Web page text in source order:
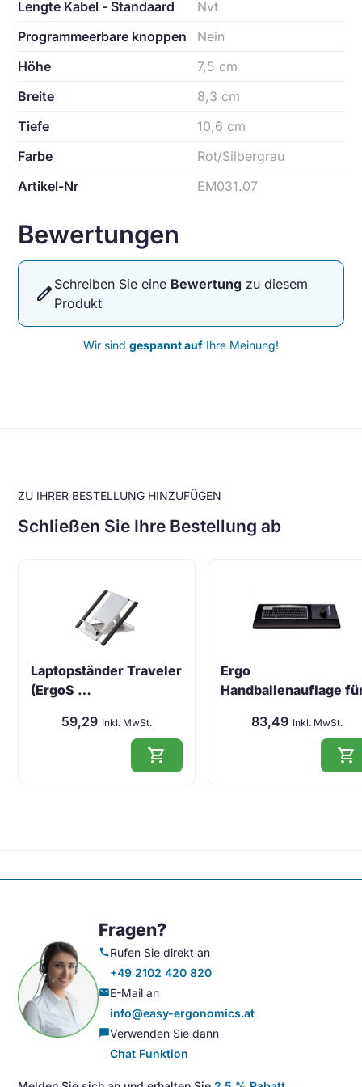
Lengte Kabel - Standaard
Nvt
Programmeerbare knoppen
Nein
Höhe
7,5 cm
Breite
8,3 cm
Tiefe
10,6 cm
Farbe
Rot/Silbergrau
Artikel-Nr
EM031.07
Bewertungen
edit Schreiben Sie eine Bewertung zu diesem
Produkt
Wir sind gespannt auf Ihre Meinung!
ZU IHRER BESTELLUNG HINZUFÜGEN
Schließen Sie Ihre Bestellung ab
Laptopständer Traveler
(ErgoS …
59,29 Inkl. MwSt.
shopping_cart
Ergo
Handballenauflage
83,49 Inkl. MwSt.
shopping_cart
Fragen?
callRufen Sie direkt an
+49 2102 420 820
mailE-Mail an
info@easy-ergonomics.at
chat_bubbleVerwenden Sie dann
Chat Funktion